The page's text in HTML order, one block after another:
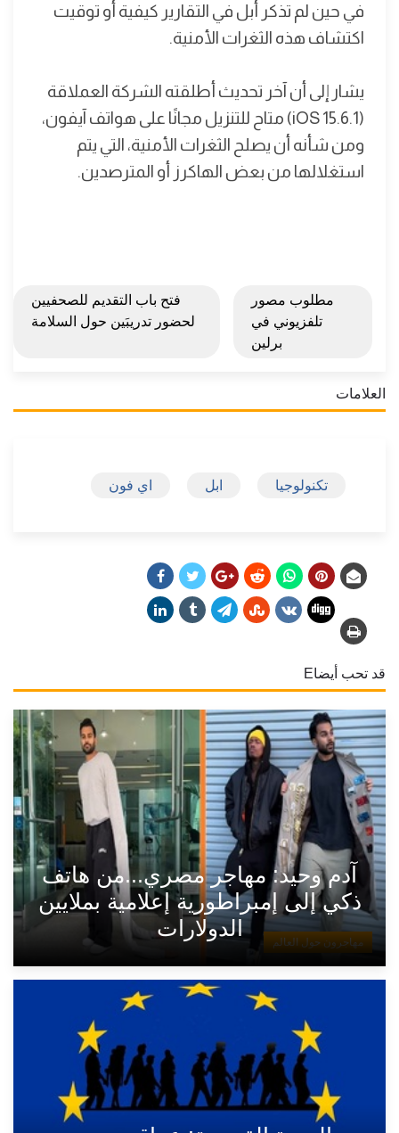
في حين لم تذكر أبل في التقارير كيفية أو توقيت
اكتشاف هذه الثغرات الأمنية.
يشار إلى أن آخر تحديث أطلقته الشركة العملاقة
(iOS 15.6.1) متاح للتنزيل مجانًا على هواتف آيفون،
ومن شأنه أن يصلح الثغرات الأمنية، التي يتم
استغلالها من بعض الهاكرز أو المترصدين.
مطلوب مصور
تلفزيوني في
برلين
فتح باب التقديم للصحفيين
لحضور تدريبَين حول السلامة
العلامات
تكنولوجيا ابل اي فون
قد تحب أيضاE
مهاجرون حول العالم
آدم وحيد: مهاجر مصري...من هاتف
ذكي إلى إمبراطورية إعلامية بملايين
الدولارات